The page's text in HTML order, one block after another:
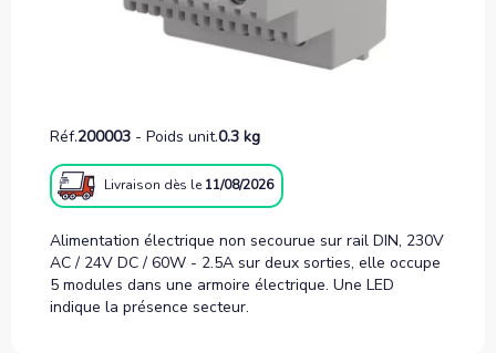
Réf.200003 - Poids unit.0.3 kg
Livraison dès le 11/08/2026
Alimentation électrique non secourue sur rail DIN, 230V
AC / 24V DC / 60W - 2.5A sur deux sorties, elle occupe
5 modules dans une armoire électrique. Une LED
indique la présence secteur.